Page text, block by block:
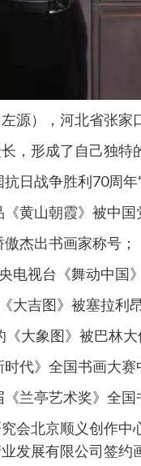
源），河北省张家
，形成了自己独特
日战争胜利70周
黄山朝霞》被中
杰出书画家称号；
电视台《舞动中国
大吉图》被塞拉利
大象图》被巴林大
代》全国书画大赛
兰亭艺术奖》全国
会北京顺义创作
发展有限公司签约